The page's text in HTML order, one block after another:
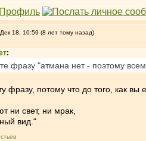
18, 10:59 (8 лет тому назад)
:
фразу "атмана нет - поэтому
фразу, потому что до того, как
ни свет, ни мрак,
вид."